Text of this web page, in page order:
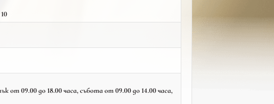
от 09.00 до 18.00 часа, събота от 09.00 до 14.00 часа,